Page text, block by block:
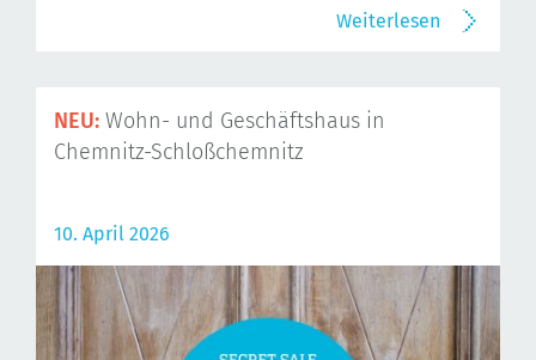
Weiterlesen
NEU: Wohn- und Geschäftshaus in
Chemnitz-Schloßchemnitz
10. April 2026